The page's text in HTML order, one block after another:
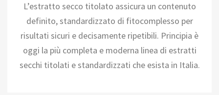
L’estratto secco titolato assicura un contenuto
definito, standardizzato di fitocomplesso per
risultati sicuri e decisamente ripetibili. Principia è
oggi la più completa e moderna linea di estratti
secchi titolati e standardizzati che esista in Italia.